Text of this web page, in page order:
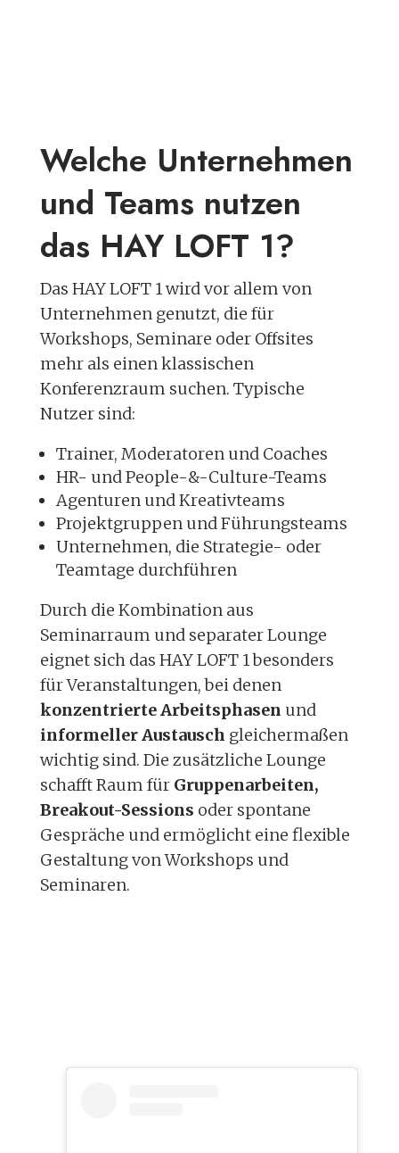
Welche Unternehmen
und Teams nutzen
das HAY LOFT 1?
Das HAY LOFT 1 wird vor allem von
Unternehmen genutzt, die für
Workshops, Seminare oder Offsites
mehr als einen klassischen
Konferenzraum suchen. Typische
Nutzer sind:
Trainer, Moderatoren und Coaches
HR- und People-&-Culture-Teams
Agenturen und Kreativteams
Projektgruppen und Führungsteams
Unternehmen, die Strategie- oder
Teamtage durchführen
Durch die Kombination aus
Seminarraum und separater Lounge
eignet sich das HAY LOFT 1 besonders
für Veranstaltungen, bei denen
konzentrierte Arbeitsphasen und
informeller Austausch gleichermaßen
wichtig sind. Die zusätzliche Lounge
schafft Raum für Gruppenarbeiten,
Breakout-Sessions oder spontane
Gespräche und ermöglicht eine flexible
Gestaltung von Workshops und
Seminaren.